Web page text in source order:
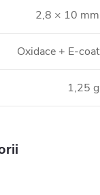
2,8 × 10 mm
Oxidace + E-coat
1,25 g